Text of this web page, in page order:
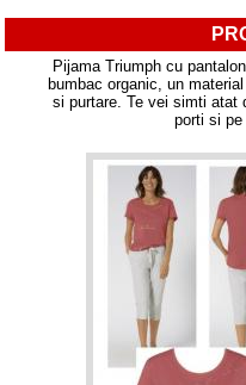
Pijama Triumph cu
bumbac organic, un
si purtare. Te vei simti atat
porti si